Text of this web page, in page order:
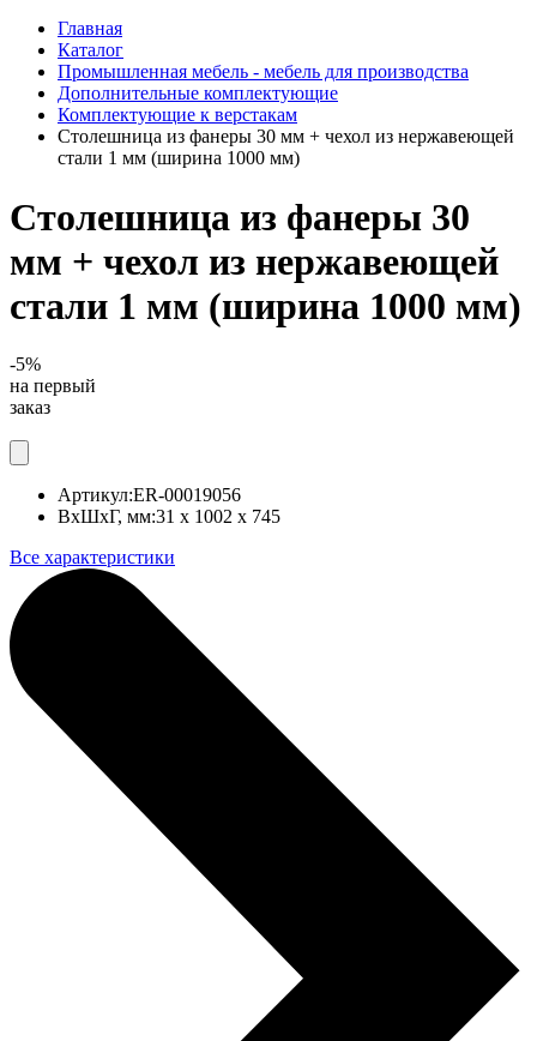
Главная
Каталог
Промышленная мебель - мебель для производства
Дополнительные комплектующие
Комплектующие к верстакам
Столешница из фанеры 30 мм + чехол из нержавеющей
стали 1 мм (ширина 1000 мм)
Столешница из фанеры 30
мм + чехол из нержавеющей
стали 1 мм (ширина 1000 мм)
-5%
на первый
заказ
Артикул:ER-00019056
ВхШхГ, мм:31 x 1002 x 745
Все характеристики